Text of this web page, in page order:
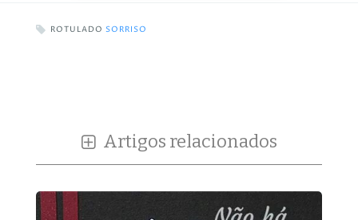
ROTULADO SORRISO
Artigos relacionados